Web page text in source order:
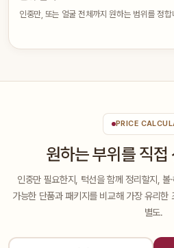
인중만, 또는 얼굴 전체까지 원하는 범위를 정합
PRICE
원하는 부위를 직접
인중만 필요한지, 턱선을 함께 정리할지, 볼
가능한 단품과 패키지를 비교해 가장 유리
별도.